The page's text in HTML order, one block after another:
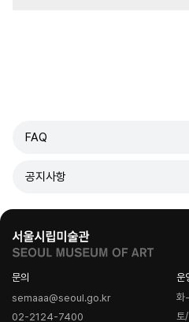
FAQ
공지사항
문의
semaaa@seoul.go.kr
02-2124-7400
운
화
토